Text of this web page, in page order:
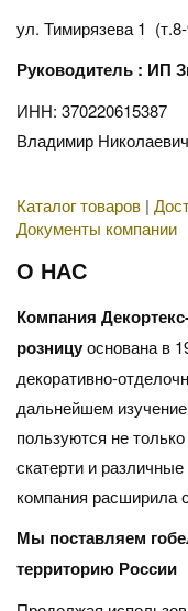
ул. Тимирязева 1
Руководитель : ИП
ИНН: 370220615387
Владимир
Каталог товаров |
Документы компании
О НАС
Компания
розницуоснована в
декоративно-
дальнейшем
пользуются не
скатерти и
компания расширила
Мы поставляем
территорию России